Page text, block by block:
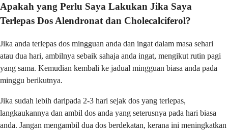
Apakah yang Perlu Saya Lakukan Jika Saya
Terlepas Dos Alendronat dan Cholecalciferol?
Jika anda terlepas dos mingguan anda dan ingat dalam masa sehari
atau dua hari, ambilnya sebaik sahaja anda ingat, mengikut rutin pagi
yang sama. Kemudian kembali ke jadual mingguan biasa anda pada
minggu berikutnya.
Jika sudah lebih daripada 2-3 hari sejak dos yang terlepas,
langkaukannya dan ambil dos anda yang seterusnya pada hari biasa
anda. Jangan mengambil dua dos berdekatan, kerana ini meningkatkan